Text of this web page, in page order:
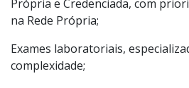
Própria e Credenciada, com
na Rede Própria;
Exames laboratoriais,
complexidade;